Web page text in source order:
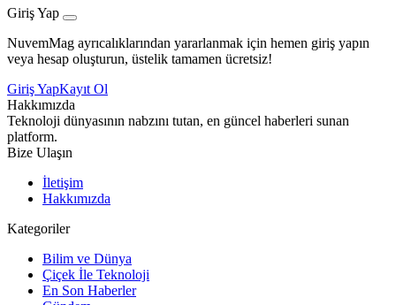
Giriş Yap
NuvemMag ayrıcalıklarından yararlanmak için hemen giriş yapın
veya hesap oluşturun, üstelik tamamen ücretsiz!
Giriş YapKayıt Ol
Hakkımızda
Teknoloji dünyasının nabzını tutan, en güncel haberleri sunan
platform.
Bize Ulaşın
İletişim
Hakkımızda
Kategoriler
Bilim ve Dünya
Çiçek İle Teknoloji
En Son Haberler